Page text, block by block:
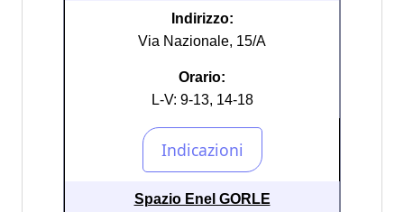
Indirizzo:
Via Nazionale, 15/A
Orario:
L-V: 9-13, 14-18
Spazio Enel GORLE